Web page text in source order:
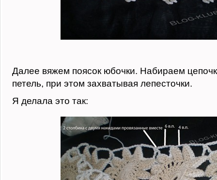
Далее вяжем поясок юбочки. Набираем
петель, при этом захватывая лепесточки.
Я делала это так: